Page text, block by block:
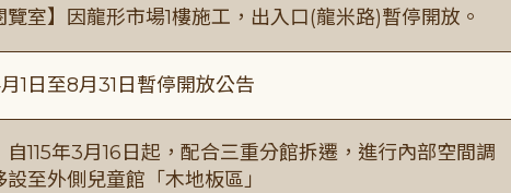
覽室】因龍形市場1樓施工，出入口(龍米路)暫停開放。
1日至8月31日暫停開放公告
自115年3月16日起，配合三重分館拆遷，進行內部空間調
至外側兒童館「木地板區」